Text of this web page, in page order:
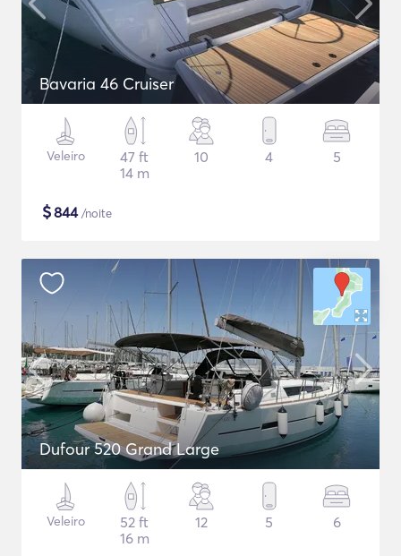
Bavaria 46 Cruiser
Veleiro
47 ft
14 m
10 4 5
$844/noite
Dufour 520 Grand Large
Veleiro
52 ft
16 m
12 5 6